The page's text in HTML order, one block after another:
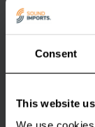
Consent
This website
4.2 Kan ik als
5.1 Hoe kan ik